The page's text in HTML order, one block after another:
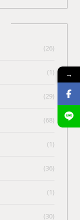
(26)
(1)
(29)
(68)
(1)
(36)
(1)
(30)
→